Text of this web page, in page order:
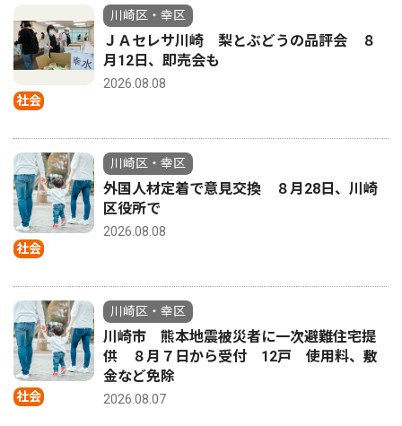
社会
川崎区・幸区
ＪＡセレサ川崎 梨とぶどうの品評会 ８
月12日、即売会も
2026.08.08
社会
川崎区・幸区
外国人材定着で意見交換 ８月28日、川崎
区役所で
2026.08.08
社会
川崎区・幸区
川崎市 熊本地震被災者に一次避難住宅提
供 ８月７日から受付 12戸 使用料、敷
金など免除
2026.08.07